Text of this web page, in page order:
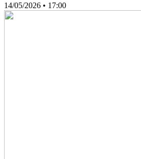
14/05/2026 • 17:00